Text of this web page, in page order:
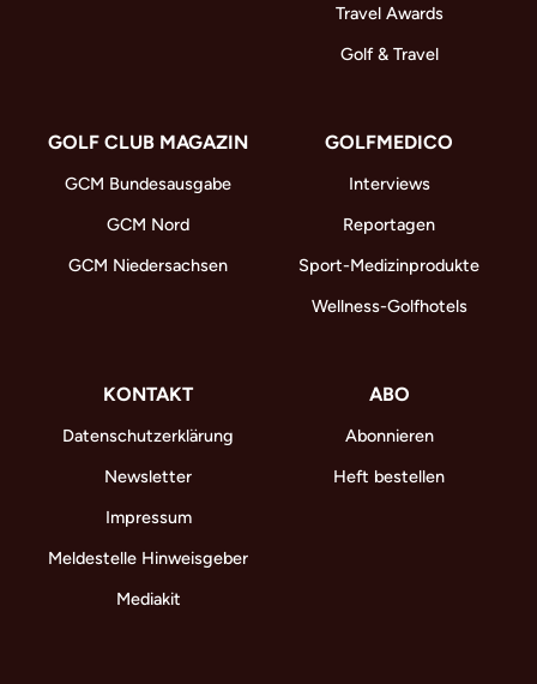
Travel Awards
Golf & Travel
GOLF CLUB MAGAZIN
GCM Bundesausgabe
GCM Nord
GCM Niedersachsen
GOLFMEDICO
Interviews
Reportagen
Sport-Medizinprodukte
Wellness-Golfhotels
KONTAKT
Datenschutzerklärung
Newsletter
Impressum
Meldestelle Hinweisgeber
Mediakit
ABO
Abonnieren
Heft bestellen